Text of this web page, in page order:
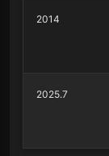
2014
2025.7